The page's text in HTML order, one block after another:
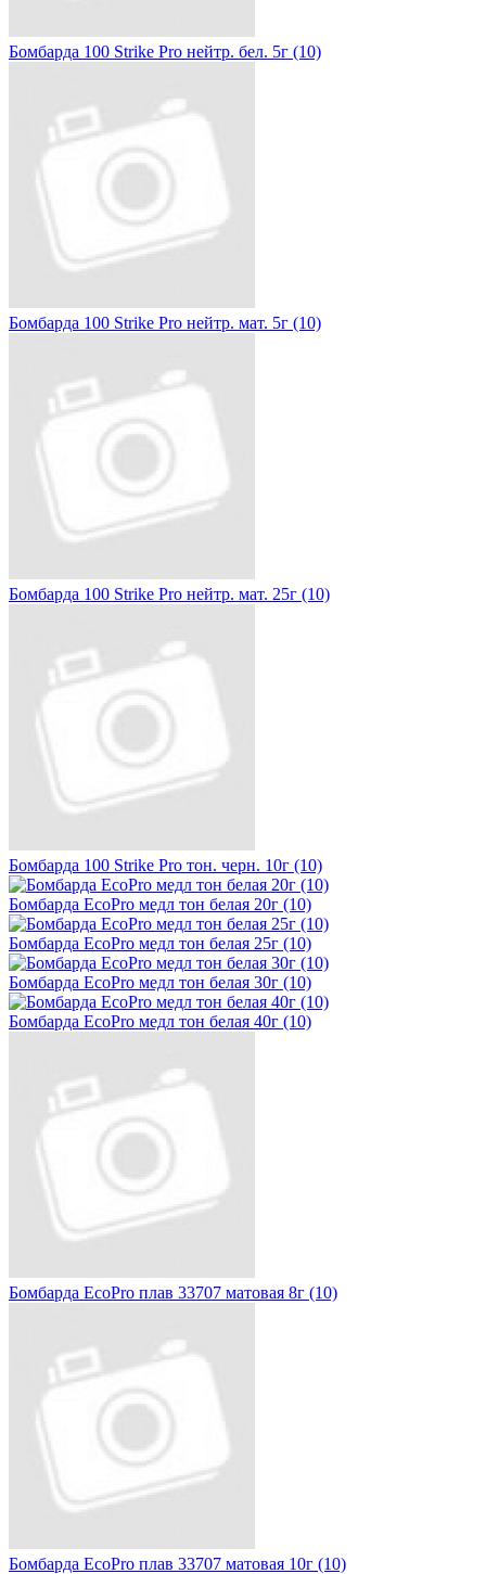
Бомбарда 100 Strike Pro нейтр. бел. 5г (10)
Бомбарда 100 Strike Pro нейтр. мат. 5г (10)
Бомбарда 100 Strike Pro нейтр. мат. 25г (10)
Бомбарда 100 Strike Pro тон. черн. 10г (10)
Бомбарда EcoPro медл тон белая 20г (10)
Бомбарда EcoPro медл тон белая 25г (10)
Бомбарда EcoPro медл тон белая 30г (10)
Бомбарда EcoPro медл тон белая 40г (10)
Бомбарда EcoPro плав 33707 матовая 8г (10)
Бомбарда EcoPro плав 33707 матовая 10г (10)